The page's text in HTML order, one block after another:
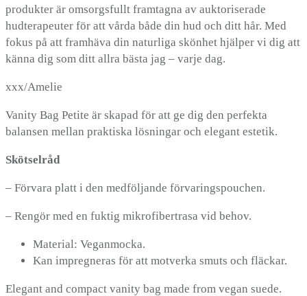
produkter är omsorgsfullt framtagna av auktoriserade
hudterapeuter för att vårda både din hud och ditt hår. Med
fokus på att framhäva din naturliga skönhet hjälper vi dig att
känna dig som ditt allra bästa jag – varje dag.
xxx/Amelie
Vanity Bag Petite är skapad för att ge dig den perfekta
balansen mellan praktiska lösningar och elegant estetik.
Skötselråd
– Förvara platt i den medföljande förvaringspouchen.
– Rengör med en fuktig mikrofibertrasa vid behov.
Material: Veganmocka.
Kan impregneras för att motverka smuts och fläckar.
Elegant and compact vanity bag made from vegan suede.